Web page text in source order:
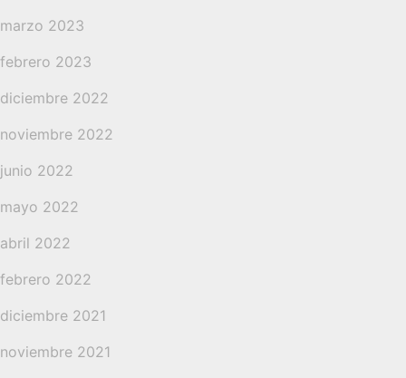
marzo 2023
febrero 2023
diciembre 2022
noviembre 2022
junio 2022
mayo 2022
abril 2022
febrero 2022
diciembre 2021
noviembre 2021